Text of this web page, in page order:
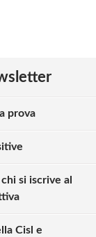
prova
si iscrive al
Cisl e